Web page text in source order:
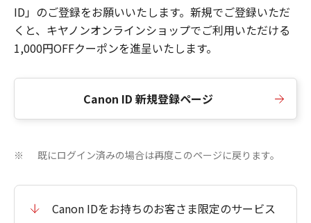
ID」のご登録をお願いいたします。新規でご登録いただ
くと、キヤノンオンラインショップでご利用いただける
1,000円OFFクーポンを進呈いたします。
Canon ID 新規登録ページ
※ 既にログイン済みの場合は再度このページに戻ります。
Canon IDをお持ちのお客さま限定のサービス